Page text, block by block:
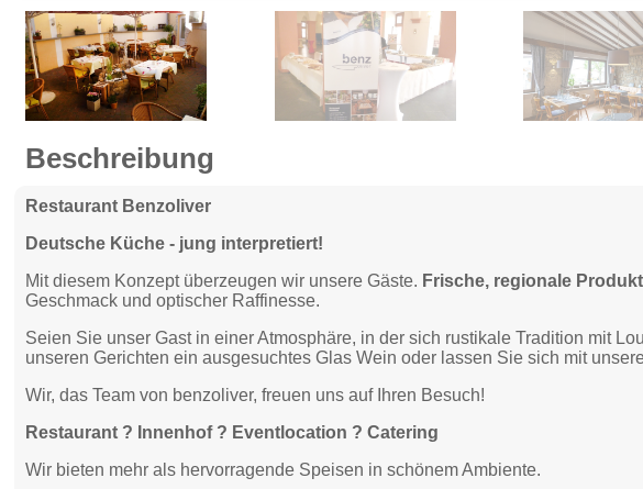
Beschreibung
Restaurant Benzoliver
Deutsche Küche - jung interpretiert!
Mit diesem Konzept überzeugen wir unsere Gäste. Frische, regionale
Geschmack und optischer Raffinesse.
Seien Sie unser Gast in einer Atmosphäre, in der sich rustikale Tradition mit
unseren Gerichten ein ausgesuchtes Glas Wein oder lassen Sie sich mit
Wir, das Team von benzoliver, freuen uns auf Ihren Besuch!
Restaurant ? Innenhof ? Eventlocation ? Catering
Wir bieten mehr als hervorragende Speisen in schönem Ambiente.